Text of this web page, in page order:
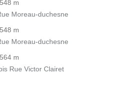
m
Moreau-duchesne
m
Moreau-duchesne
m
Rue Victor Clairet